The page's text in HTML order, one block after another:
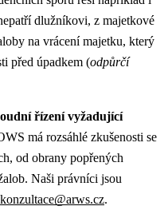
dlužníkovi, z majetkové
na vrácení majetku, který
před úpadkem (odpůrčí
řízení vyžadující
má rozsáhlé zkušenosti se
od obrany popřených
Naši právníci jsou
konzultace@arws.cz.